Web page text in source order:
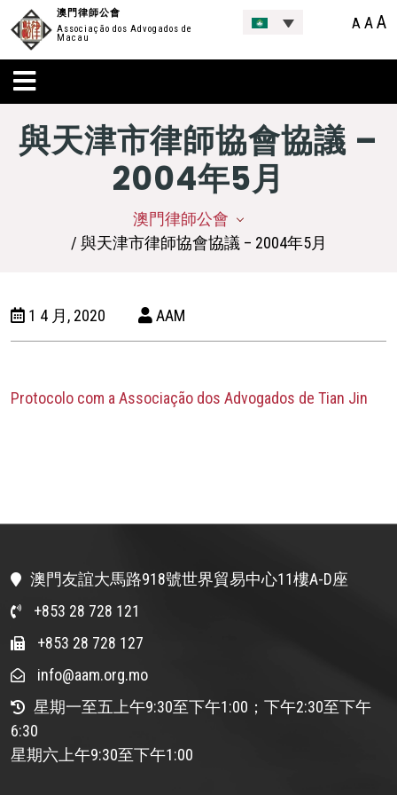
澳門律師公會
Associação dos Advogados de
Macau
A AA
與天津市律師協會協議 –
2004年5月
澳門律師公會
/ 與天津市律師協會協議 – 2004年5月
1 4 月, 2020 AAM
Protocolo com a Associação dos Advogados de Tian Jin
澳門友誼大馬路918號世界貿易中心11樓A-D座
+853 28 728 121
+853 28 728 127
info@aam.org.mo
星期一至五上午9:30至下午1:00；下午2:30至下午
6:30
星期六上午9:30至下午1:00